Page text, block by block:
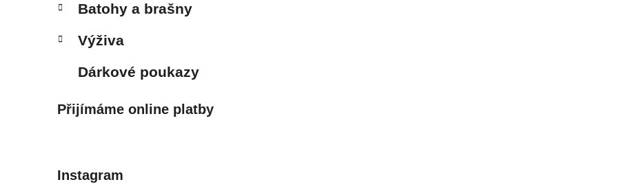
Batohy a brašny
Výživa
Dárkové poukazy
Přijímáme online platby
Instagram